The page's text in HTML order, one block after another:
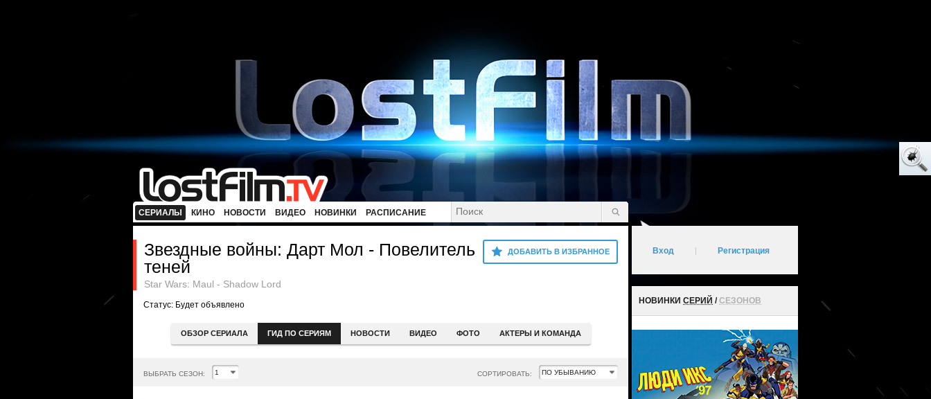
СЕРИАЛЫ КИНО НОВОСТИ ВИДЕО НОВИНКИ РАСПИСАНИЕ
ДОБАВИТЬ В ИЗБРАННОЕ
Звездные войны: Дарт Мол - Повелитель
теней
Star Wars: Maul - Shadow Lord
Статус: Будет объявлено
ОБЗОР СЕРИАЛА ГИД ПО СЕРИЯМ НОВОСТИ ВИДЕО ФОТО АКТЕРЫ И КОМАНДА
ВЫБРАТЬ СЕЗОН: СОРТИРОВАТЬ:
Вход Регистрация
НОВИНКИ СЕРИЙ /СЕЗОНОВ